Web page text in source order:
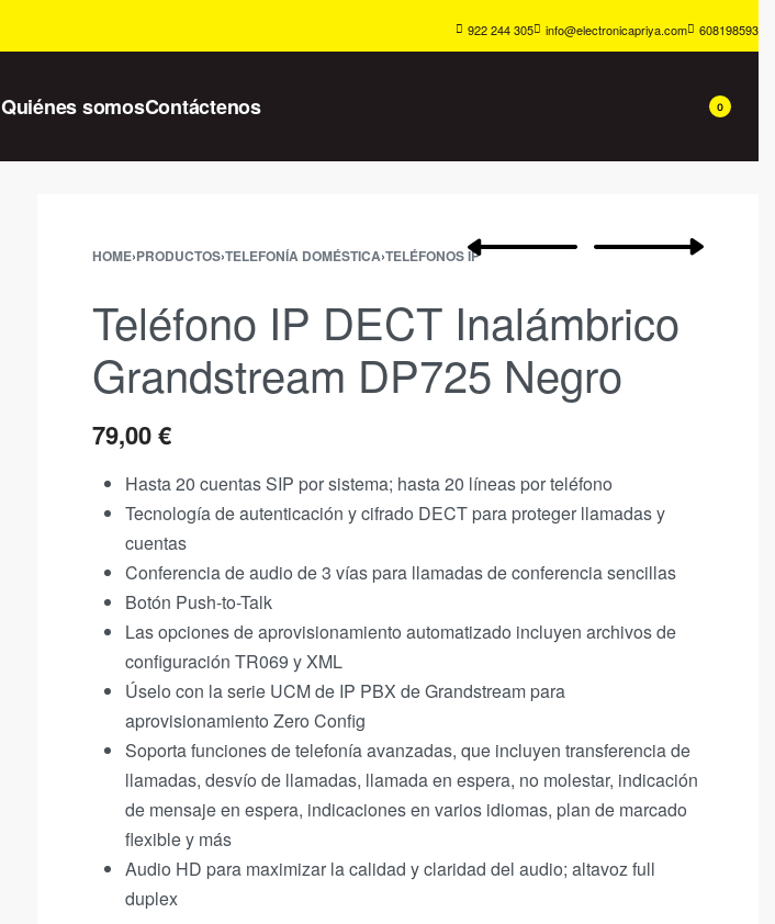
922 244 305 info@electronicapriya.com 608198593
Quiénes somosContáctenos 0
HOME›PRODUCTOS›TELEFONÍA DOMÉSTICA›TELÉFONOS IP
Teléfono IP DECT Inalámbrico
Grandstream DP725 Negro
79,00€
Hasta 20 cuentas SIP por sistema; hasta 20 líneas por teléfono
Tecnología de autenticación y cifrado DECT para proteger llamadas y
cuentas
Conferencia de audio de 3 vías para llamadas de conferencia sencillas
Botón Push-to-Talk
Las opciones de aprovisionamiento automatizado incluyen archivos de
configuración TR069 y XML
Úselo con la serie UCM de IP PBX de Grandstream para
aprovisionamiento Zero Config
Soporta funciones de telefonía avanzadas, que incluyen transferencia de
llamadas, desvío de llamadas, llamada en espera, no molestar, indicación
de mensaje en espera, indicaciones en varios idiomas, plan de marcado
flexible y más
Audio HD para maximizar la calidad y claridad del audio; altavoz full
duplex